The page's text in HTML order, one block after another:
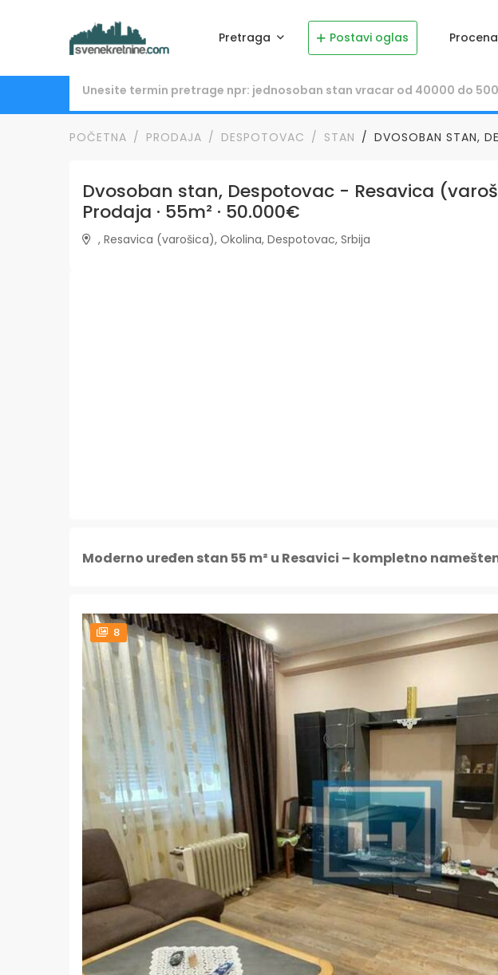
Pretraga Postavi oglas
POČETNA PRODAJA DESPOTOVAC STAN DVOSOBAN STAN,
Dvosoban stan, Despotovac - Resavica
Prodaja · 55m² · 50.000€
, Resavica (varošica), Okolina, Despotovac, Srbija
Moderno uređen stan 55 m² u Resavici – kompletno
8